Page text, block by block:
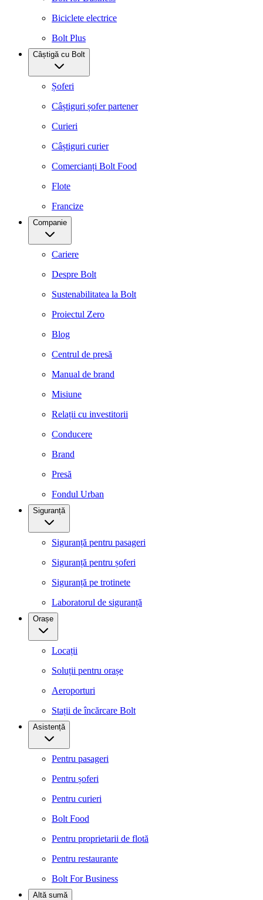
Biciclete electrice
Bolt Plus
Câștigă cu Bolt
Șoferi
Câștiguri șofer partener
Curieri
Câștiguri curier
Comercianți Bolt Food
Flote
Francize
Companie
Cariere
Despre Bolt
Sustenabilitatea la Bolt
Proiectul Zero
Blog
Centrul de presă
Manual de brand
Misiune
Relații cu investitorii
Conducere
Brand
Presă
Fondul Urban
Siguranță
Siguranță pentru pasageri
Siguranță pentru șoferi
Siguranță pe trotinete
Laboratorul de siguranță
Orașe
Locații
Soluții pentru orașe
Aeroporturi
Stații de încărcare Bolt
Asistență
Pentru pasageri
Pentru șoferi
Pentru curieri
Bolt Food
Pentru proprietarii de flotă
Pentru restaurante
Bolt For Business
Altă sumă